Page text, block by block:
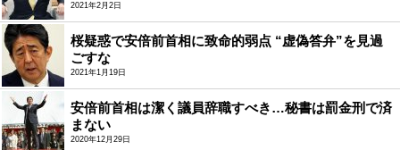
2021年2月2日
桜疑惑で安倍前首相に致命的弱点 “虚偽答弁”を見過
ごすな
2021年1月19日
安倍前首相は潔く議員辞職すべき…秘書は罰金刑で済
まない
2020年12月29日